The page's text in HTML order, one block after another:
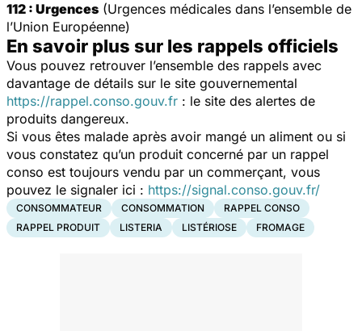
112 : Urgences (Urgences médicales dans l’ensemble de
l’Union Européenne)
En savoir plus sur les rappels officiels
Vous pouvez retrouver l’ensemble des rappels avec
davantage de détails sur le site gouvernemental
https://rappel.conso.gouv.fr : le site des alertes de
produits dangereux.
Si vous êtes malade après avoir mangé un aliment ou si
vous constatez qu’un produit concerné par un rappel
conso est toujours vendu par un commerçant, vous
pouvez le signaler ici : https://signal.conso.gouv.fr/
CONSOMMATEUR CONSOMMATION
RAPPEL CONSO
RAPPEL PRODUIT
LISTERIA LISTÉRIOSE FROMAGE